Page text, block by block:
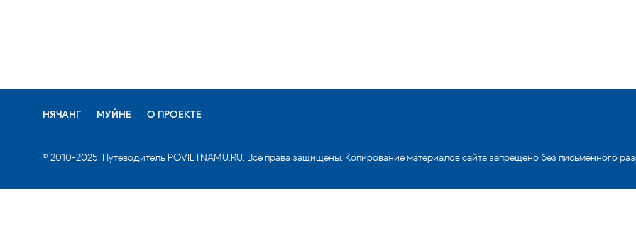
НЯЧАНГ МУЙНЕ О ПРОЕКТЕ
© 2010-2025. Путеводитель POVIETNAMU.RU. Все права защищены. Копирование материалов сайта запрещено без письменного